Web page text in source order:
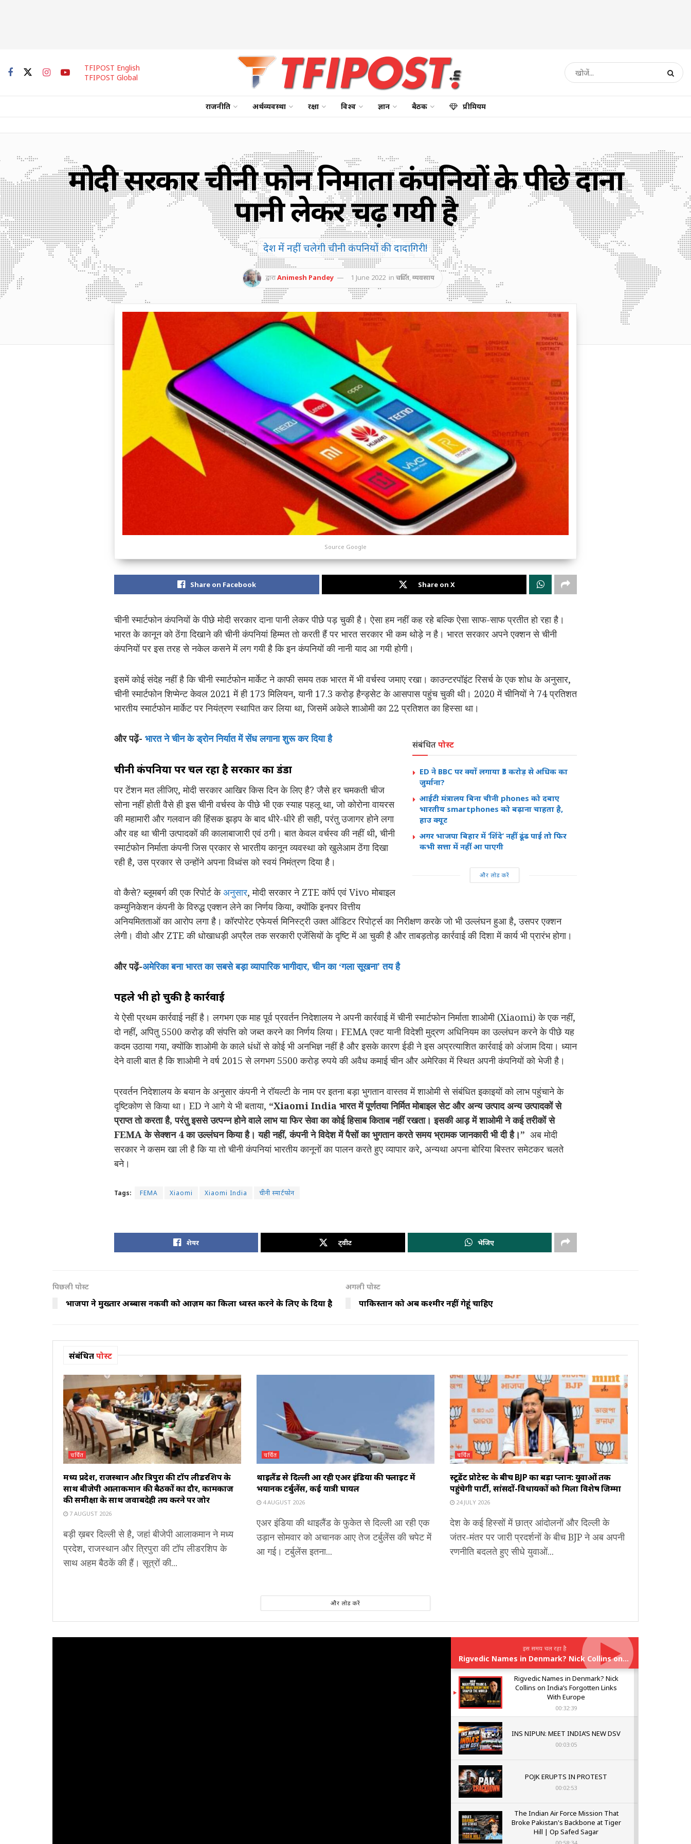
TFIPOST English
TFIPOST Global
राजनीति अर्थव्यवस्था रक्षा विश्व ज्ञान बैठक प्रीमियम
मोदी सरकार चीनी फोन निर्माता कंपनियों के पीछे दाना
पानी लेकर चढ़ गयी है
देश में नहीं चलेगी चीनी कंपनियों की दादागिरी!
द्वाराAnimesh Pandey 1 June 2022 in चर्चित,व्यवसाय
Source Google
Share on Facebook Share on X
चीनी स्मार्टफोन कंपनियों के पीछे मोदी सरकार दाना पानी लेकर पीछे पड़ चुकी है। ऐसा हम नहीं कह रहे बल्कि ऐसा साफ-साफ प्रतीत हो रहा है।
भारत के कानून को ठेंगा दिखाने की चीनी कंपनियां हिम्मत तो करती हैं पर भारत सरकार भी कम थोड़े न है। भारत सरकार अपने एक्शन से चीनी
कंपनियों पर इस तरह से नकेल कसने में लग गयी है कि इन कंपनियों की नानी याद आ गयी होगी।
इसमें कोई संदेह नहीं है कि चीनी स्मार्टफोन मार्केट ने काफी समय तक भारत में भी वर्चस्व जमाए रखा। काउन्टरपॉइंट रिसर्च के एक शोध के अनुसार,
चीनी स्मार्टफोन शिप्मेन्ट केवल 2021 में ही 173 मिलियन, यानी 17.3 करोड़ हैन्ड्सेट के आसपास पहुंच चुकी थी। 2020 में चीनियों ने 74 प्रतिशत
भारतीय स्मार्टफोन मार्केट पर नियंत्रण स्थापित कर लिया था, जिसमें अकेले शाओमी का 22 प्रतिशत का हिस्सा था।
संबंधितपोस्ट
ED ने BBC पर क्यों लगाया ₹3 करोड़ से अधिक का
जुर्माना?
आईटी मंत्रालय बिना चीनी phones को दबाए
भारतीय smartphones को बढ़ाना चाहता है,
हाउ क्यूट
अगर भाजपा बिहार में ‘शिंदे’ नहीं ढूंढ पाई तो फिर
कभी सत्ता में नहीं आ पाएगी
और लोड करें
और पढ़ें- भारत ने चीन के ड्रोन निर्यात में सेंध लगाना शुरू कर दिया है
चीनी कंपनियों पर चल रहा है सरकार का डंडा
पर टेंशन मत लीजिए, मोदी सरकार आखिर किस दिन के लिए है? जैसे हर चमकती चीज
सोना नहीं होती वैसे ही इस चीनी वर्चस्व के पीछे भी एक स्याह पहलू था, जो कोरोना वायरस
की महामारी और गलवान की हिंसक झड़प के बाद धीरे-धीरे ही सही, परंतु उजागर होने लगा
और वह था चीनी उत्पादकों की कालाबाजारी एवं ठगी। बात केवल वर्चस्व की नहीं थी, चीनी
स्मार्टफोन निर्माता कंपनी जिस प्रकार से भारतीय कानून व्यवस्था को खुलेआम ठेंगा दिखा
रही है, उस प्रकार से उन्होंने अपना विध्वंस को स्वयं निमंत्रण दिया है।
वो कैसे? ब्लूमबर्ग की एक रिपोर्ट केअनुसार, मोदी सरकार ने ZTE कॉर्प एवं Vivo मोबाइल
कम्युनिकेशन कंपनी के विरुद्ध एक्शन लेने का निर्णय किया, क्योंकि इनपर वित्तीय
अनियमितताओं का आरोप लगा है। कॉरपोरेट एफेयर्स मिनिस्ट्री उक्त ऑडिटर रिपोर्ट्स का निरीक्षण करके जो भी उल्लंघन हुआ है, उसपर एक्शन
लेगी। वीवो और ZTE की धोखाधड़ी अप्रैल तक सरकारी एजेंसियों के दृष्टि में आ चुकी है और ताबड़तोड़ कार्रवाई की दिशा में कार्य भी प्रारंभ होगा।
और पढ़ें-अमेरिका बना भारत का सबसे बड़ा व्यापारिक भागीदार, चीन का ‘गला सूखना’ तय है
पहले भी हो चुकी है कार्रवाई
ये ऐसी प्रथम कार्रवाई नहीं है। लगभग एक माह पूर्व प्रवर्तन निदेशालय ने अपनी कार्रवाई में चीनी स्मार्टफोन निर्माता शाओमी (Xiaomi) के एक नहीं,
दो नहीं, अपितु 5500 करोड़ की संपत्ति को जब्त करने का निर्णय लिया। FEMA एक्ट यानी विदेशी मुद्रण अधिनियम का उल्लंघन करने के पीछे यह
कदम उठाया गया, क्योंकि शाओमी के काले धंधों से कोई भी अनभिज्ञ नहीं है और इसके कारण ईडी ने इस अप्रत्याशित कार्रवाई को अंजाम दिया। ध्यान
देने वाली बात है कि शाओमी ने वर्ष 2015 से लगभग 5500 करोड़ रुपये की अवैध कमाई चीन और अमेरिका में स्थित अपनी कंपनियों को भेजी है।
प्रवर्तन निदेशालय के बयान के अनुसार कंपनी ने रॉयल्टी के नाम पर इतना बड़ा भुगतान वास्तव में शाओमी से संबंधित इकाइयों को लाभ पहुंचाने के
दृष्टिकोण से किया था। ED ने आगे ये भी बताया, “Xiaomi India भारत में पूर्णतया निर्मित मोबाइल सेट और अन्य उत्पाद अन्य उत्पादकों से
प्राप्त तो करता है,परंतु इससे उत्पन्न होने वाले लाभ या फिर सेवा का कोई हिसाब किताब नहीं रखता। इसकी आड़ में शाओमी ने कई तरीकों से
FEMAके सेक्शन4का उल्लंघन किया है। यही नहीं,कंपनी ने विदेश में पैसों का भुगतान करते समय भ्रामक जानकारी भी दी है।” अब मोदी
सरकार ने कसम खा ली है कि या तो चीनी कंपनियां भारतीय कानूनों का पालन करते हुए व्यापार करे, अन्यथा अपना बोरिया बिस्तर समेटकर चलते
बने।
Tags: FEMA Xiaomi Xiaomi India चीनी स्मार्टफोन
शेयर ट्वीट भेजिए
पिछली पोस्ट
भाजपा ने मुख्तार अब्बास नकवी को आज़म का किला ध्वस्त करने के लिए ब्रेक दिया है
अगली पोस्ट
पाकिस्तान को अब कश्मीर नहीं गेहूं चाहिए
संबंधितपोस्ट
चर्चित
मध्य प्रदेश, राजस्थान और त्रिपुरा की टॉप लीडरशिप के
साथ बीजेपी आलाकमान की बैठकों का दौर, कामकाज
की समीक्षा के साथ जवाबदेही तय करने पर जोर
7 AUGUST 2026
बड़ी ख़बर दिल्ली से है, जहां बीजेपी आलाकमान ने मध्य
प्रदेश, राजस्थान और त्रिपुरा की टॉप लीडरशिप के
साथ अहम बैठकें की हैं। सूत्रों की...
चर्चित
थाइलैंड से दिल्ली आ रही एअर इंडिया की फ्लाइट में
भयानक टर्बुलेंस, कई यात्री घायल
4 AUGUST 2026
एअर इंडिया की थाइलैंड के फुकेत से दिल्ली आ रही एक
उड़ान सोमवार को अचानक आए तेज टर्बुलेंस की चपेट में
आ गई। टर्बुलेंस इतना...
चर्चित
स्टूडेंट प्रोटेस्ट के बीच BJP का बड़ा प्लान: युवाओं तक
पहुंचेगी पार्टी, सांसदों-विधायकों को मिला विशेष जिम्मा
24 JULY 2026
देश के कई हिस्सों में छात्र आंदोलनों और दिल्ली के
जंतर-मंतर पर जारी प्रदर्शनों के बीच BJP ने अब अपनी
रणनीति बदलते हुए सीधे युवाओं...
और लोड करें
इस समय चल रहा है
Rigvedic Names in Denmark? Nick Collins on India’s Forgotten Links With Europe
Rigvedic Names in Denmark? Nick
Collins on India’s Forgotten Links
With Europe
00:32:39
INS NIPUN: MEET INDIA’S NEW DSV
00:03:05
POJK ERUPTS IN PROTEST
00:02:53
The Indian Air Force Mission That
Broke Pakistan's Backbone at Tiger
Hill | Op Safed Sagar